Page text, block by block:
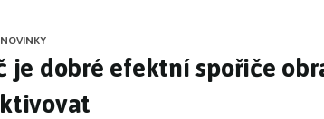
NOVINKY
je dobré efektní spořiče